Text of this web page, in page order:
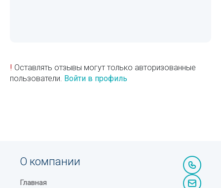
! Оставлять отзывы могут только авторизованные
пользователи. Войти в профиль
О компании
Главная